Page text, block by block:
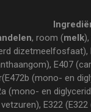
, room (melk),
E407
(mono- en
(mono- en
E322